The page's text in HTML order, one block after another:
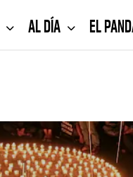
AL DÍA EL